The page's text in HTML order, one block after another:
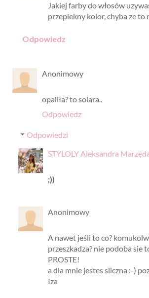
Jakiej farby do włosów
przepiekny kolor, chyba ze to
Odpowiedz
Anonimowy
opaliła? to solara..
Odpowiedz
Odpowiedzi
STYLOLY Aleksandra
;))
Anonimowy
A nawet jeśli to co?
przeszkadza? nie podoba sie
PROSTE!
a dla mnie jestes sliczna :-)
Iza